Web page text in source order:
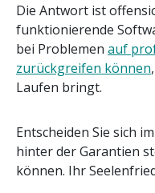
Die Antwort ist
funktionierende
bei Problemen auf
zurückgreifen können
Laufen bringt.
Entscheiden Sie sich
hinter der Garantien
können. Ihr